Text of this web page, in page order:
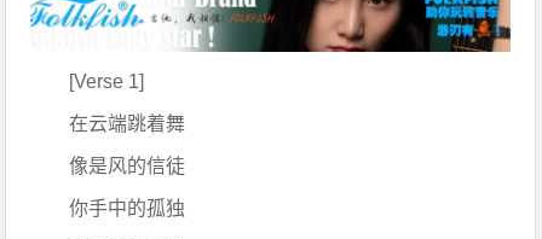
[Verse 1]
在云端跳着舞
像是风的信徒
你手中的孤独